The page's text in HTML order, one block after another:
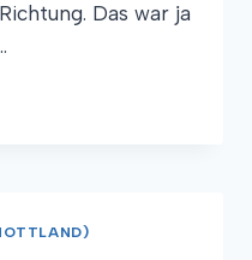
Das war ja